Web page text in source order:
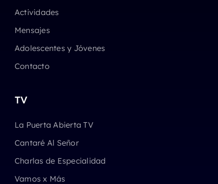
Actividades
Mensajes
Adolescentes y Jóvenes
Contacto
TV
La Puerta Abierta TV
Cantaré Al Señor
Charlas de Especialidad
Vamos x Más